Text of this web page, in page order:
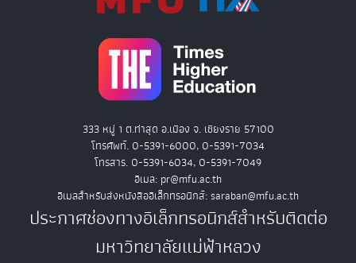
333 หมู่ 1 ต.ท่าสุด อ.เมือง จ. เชียงราย 57100
โทรศัพท์. 0-5391-6000, 0-5391-7034
โทรสาร. 0-5391-6034, 0-5391-7049
อีเมล: pr@mfu.ac.th
อีเมลสำหรับส่งหนังสืออิเล็กทรอนิกส์: saraban@mfu.ac.th
ประกาศช่องทางอิเล็กทรอนิกส์สำหรับติดต่อ
มหาวิทยาลัยแม่ฟ้าหลวง